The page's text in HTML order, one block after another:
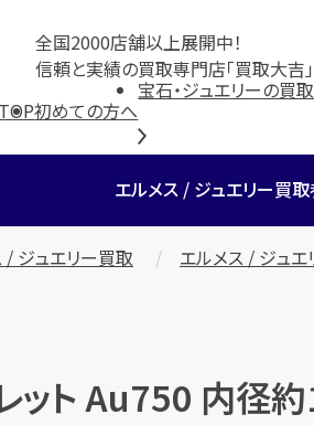
全国2000店舗以上展開中！
信頼と実績の買取専門店「買取大吉」
初めての方へ
宝石・ジュエリーの買
エルメス / ジュエリー買
/ ジュエリー買取 エルメス / ジュ
ット Au750 内径